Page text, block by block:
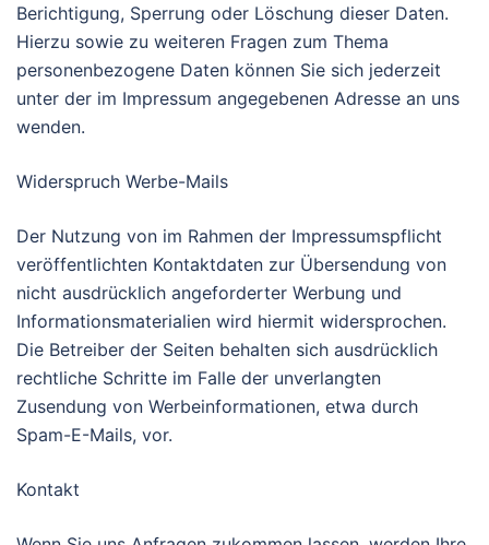
Berichtigung, Sperrung oder Löschung dieser Daten.
Hierzu sowie zu weiteren Fragen zum Thema
personenbezogene Daten können Sie sich jederzeit
unter der im Impressum angegebenen Adresse an uns
wenden.
Widerspruch Werbe-Mails
Der Nutzung von im Rahmen der Impressumspflicht
veröffentlichten Kontaktdaten zur Übersendung von
nicht ausdrücklich angeforderter Werbung und
Informationsmaterialien wird hiermit widersprochen.
Die Betreiber der Seiten behalten sich ausdrücklich
rechtliche Schritte im Falle der unverlangten
Zusendung von Werbeinformationen, etwa durch
Spam-E-Mails, vor.
Kontakt